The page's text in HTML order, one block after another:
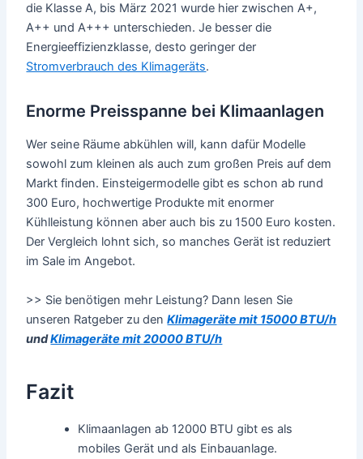
die Klasse A, bis März 2021 wurde hier zwischen A+,
A++ und A+++ unterschieden. Je besser die
Energieeffizienzklasse, desto geringer der
Stromverbrauch des Klimageräts.
Enorme Preisspanne bei Klimaanlagen
Wer seine Räume abkühlen will, kann dafür Modelle
sowohl zum kleinen als auch zum großen Preis auf dem
Markt finden. Einsteigermodelle gibt es schon ab rund
300 Euro, hochwertige Produkte mit enormer
Kühlleistung können aber auch bis zu 1500 Euro kosten.
Der Vergleich lohnt sich, so manches Gerät ist reduziert
im Sale im Angebot.
>> Sie benötigen mehr Leistung? Dann lesen Sie
unseren Ratgeber zu denKlimageräte mit 15000 BTU/h
undKlimageräte mit 20000 BTU/h
Fazit
Klimaanlagen ab 12000 BTU gibt es als
mobiles Gerät und als Einbauanlage.